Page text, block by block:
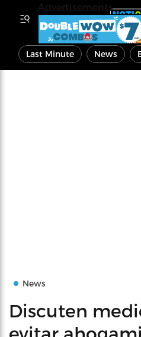
Last Minute News
News
Discuten
Advertisements